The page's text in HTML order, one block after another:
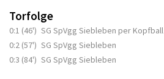
Torfolge
0:1 (46') SG SpVgg Siebleben per Kopfball
0:2 (57') SG SpVgg Siebleben
0:3 (84') SG SpVgg Siebleben